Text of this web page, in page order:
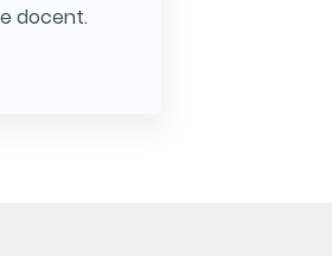
docent.